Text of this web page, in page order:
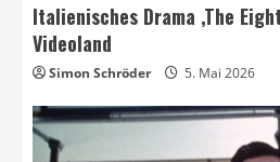
Italienisches Drama ‚The
Videoland
Simon Schröder 5. Mai 2026